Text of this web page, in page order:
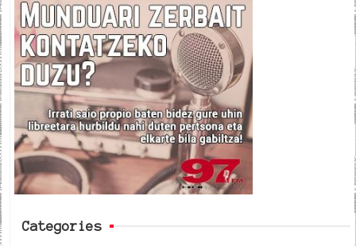
c
e
b
o
o
i
t
t
e
e
d
Categories